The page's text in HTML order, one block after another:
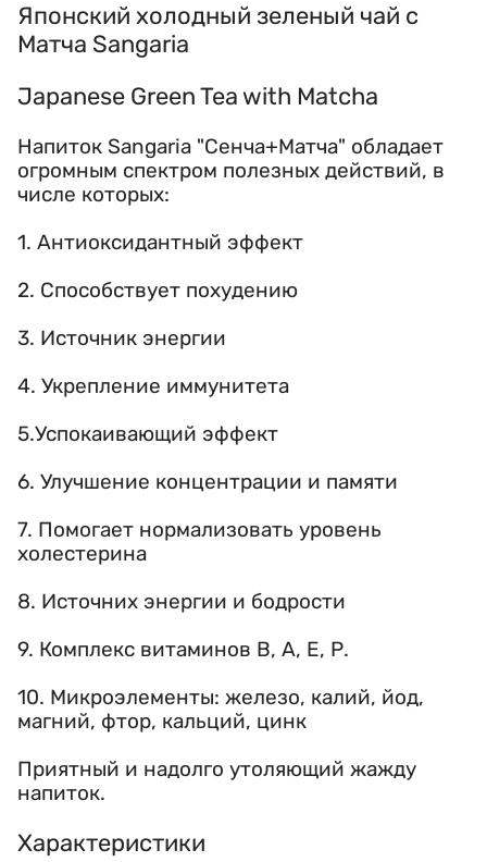
Японский холодный зеленый чай с
Матча Sangaria
Japanese Green Tea with Matcha
Напиток Sangaria "Сенча+Матча" обладает
огромным спектром полезных действий, в
числе которых:
1. Антиоксидантный эффект
2. Способствует похудению
3. Источник энергии
4. Укрепление иммунитета
5.Успокаивающий эффект
6. Улучшение концентрации и памяти
7. Помогает нормализовать уровень
холестерина
8. Источних энергии и бодрости
9. Комплекс витаминов В, А, Е, Р.
10. Микроэлементы: железо, калий, йод,
магний, фтор, кальций, цинк
Приятный и надолго утоляющий жажду
напиток.
Характеристики